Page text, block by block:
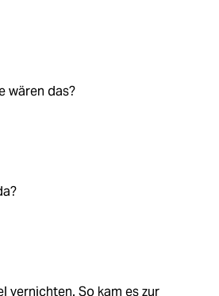
wären das?
vernichten. So kam es zur